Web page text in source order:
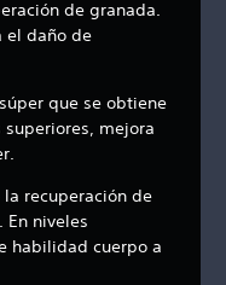
de granada.
el daño de
que se obtiene
mejora
recuperación de
niveles
habilidad cuerpo a